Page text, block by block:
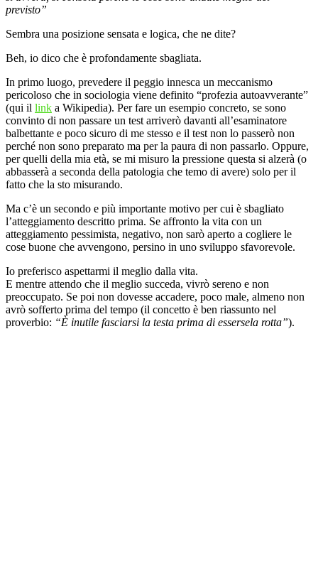
previsto”
Sembra una posizione sensata e logica, che ne dite?
Beh, io dico che è profondamente sbagliata.
In primo luogo, prevedere il peggio innesca un meccanismo
pericoloso che in sociologia viene definito “profezia autoavverante”
(qui il link a Wikipedia). Per fare un esempio concreto, se sono
convinto di non passare un test arriverò davanti all’esaminatore
balbettante e poco sicuro di me stesso e il test non lo passerò non
perché non sono preparato ma per la paura di non passarlo. Oppure,
per quelli della mia età, se mi misuro la pressione questa si alzerà (o
abbasserà a seconda della patologia che temo di avere) solo per il
fatto che la sto misurando.
Ma c’è un secondo e più importante motivo per cui è sbagliato
l’atteggiamento descritto prima. Se affronto la vita con un
atteggiamento pessimista, negativo, non sarò aperto a cogliere le
cose buone che avvengono, persino in uno sviluppo sfavorevole.
Io preferisco aspettarmi il meglio dalla vita.
E mentre attendo che il meglio succeda, vivrò sereno e non
preoccupato. Se poi non dovesse accadere, poco male, almeno non
avrò sofferto prima del tempo (il concetto è ben riassunto nel
proverbio: “È inutile fasciarsi la testa prima di essersela rotta”).